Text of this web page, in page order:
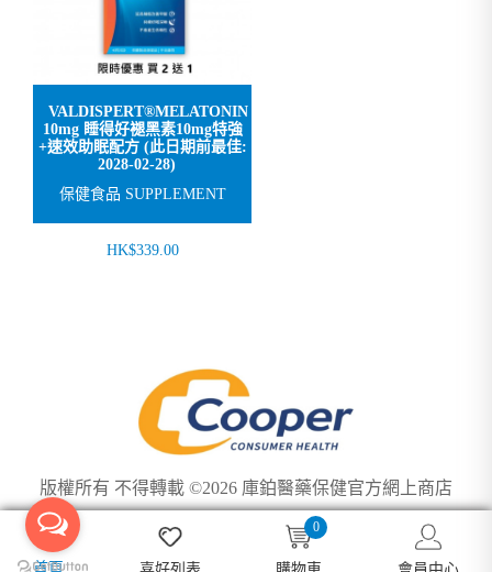
Got it!
We use cookies to ensure you get the best experience on our
首頁
0
VALDISPERT®MELATONIN
10mg 睡得好褪黑素10mg特強
+速效助眠配方 (此日期前最佳:
2028-02-28)
保健食品 SUPPLEMENT
HK$339.00
版權所有 不得轉載 ©2026 庫鉑醫藥保健官方網上商店